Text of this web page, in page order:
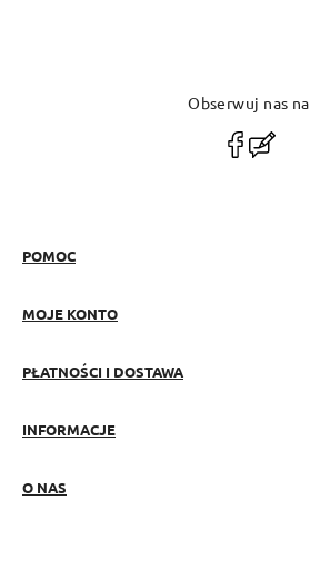
Obserwuj nas na
POMOC
MOJE KONTO
PŁATNOŚCI I DOSTAWA
INFORMACJE
O NAS